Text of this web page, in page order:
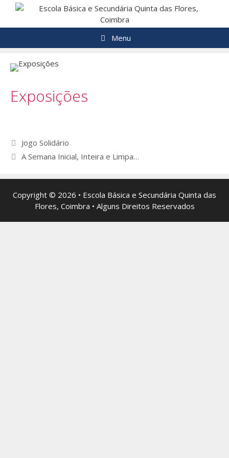
Saltar
o
Menu
Exposições
Navegação
de
Jogo Solidário
A Semana Inicial, Inteira e Limpa…
Copyright © 2026 • Escola Básica e Secundária Quinta das
Flores, Coimbra • Alguns Direitos Reservados